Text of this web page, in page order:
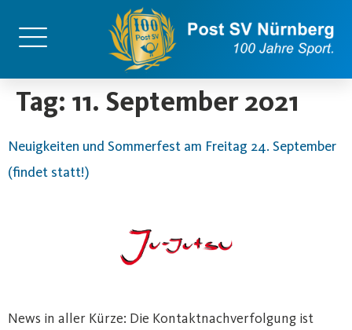
Tag: 11. September 2021
Neuigkeiten und Sommerfest am Freitag 24. September
(findet statt!)
News in aller Kürze: Die Kontaktnachverfolgung ist